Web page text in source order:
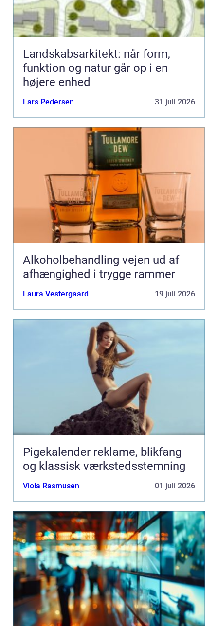
Landskabsarkitekt: når form,
funktion og natur går op i en
højere enhed
Lars Pedersen 31 juli 2026
Alkoholbehandling vejen ud af
afhængighed i trygge rammer
Laura Vestergaard 19 juli 2026
Pigekalender reklame, blikfang
og klassisk værkstedsstemning
Viola Rasmusen 01 juli 2026